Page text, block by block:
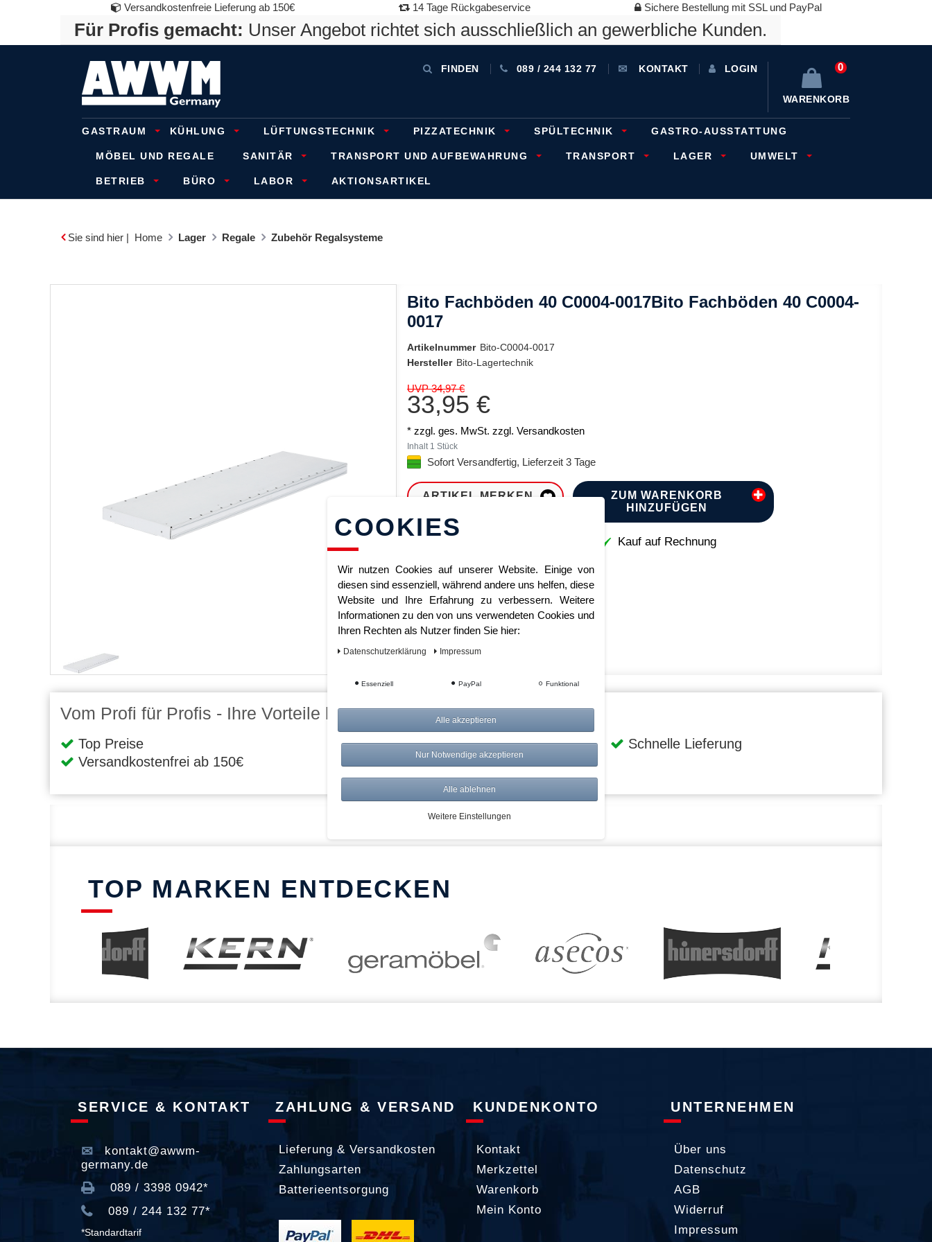
Versandkostenfreie Lieferung ab 150€ 14 Tage Rückgabeservice Sichere Bestellung mit SSL und PayPal
Für Profis gemacht: Unser Angebot richtet sich ausschließlich an gewerbliche Kunden.
FINDEN 089 / 244 132 77 KONTAKT LOGIN 0
WARENKORB
GASTRAUM KÜHLUNG LÜFTUNGSTECHNIK PIZZATECHNIK SPÜLTECHNIK GASTRO-AUSSTATTUNG
MÖBEL UND REGALE SANITÄR TRANSPORT UND AUFBEWAHRUNG TRANSPORT LAGER UMWELT
BETRIEB BÜRO LABOR AKTIONSARTIKEL
Sie sind hier | Home Lager Regale Zubehör Regalsysteme
Bito Fachböden 40 C0004-0017Bito Fachböden 40 C0004-
0017
Artikelnummer Bito-C0004-0017
Hersteller Bito-Lagertechnik
UVP 34,97 €
33,95 €
* zzgl. ges. MwSt. zzgl. Versandkosten
Inhalt 1 Stück
Sofort Versandfertig, Lieferzeit 3 Tage
ARTIKEL MERKEN
ZUM WARENKORB
HINZUFÜGEN
Kauf auf Rechnung
Vom Profi für Profis - Ihre Vorteile bei AWWM:
Top Preise
Versandkostenfrei ab 150€
Risikolos: 14 Tage Rückgabe
Über 20.000 Artikel
Schnelle Lieferung
TOP MARKEN ENTDECKEN
SERVICE & KONTAKT
kontakt@awwm-
germany.de
089 / 3398 0942*
089 / 244 132 77*
*Standardtarif
ZAHLUNG & VERSAND
Lieferung & Versandkosten
Zahlungsarten
Batterieentsorgung
KUNDENKONTO
Kontakt
Merkzettel
Warenkorb
Mein Konto
UNTERNEHMEN
Über uns
Datenschutz
AGB
Widerruf
Impressum
COOKIES
Wir nutzen Cookies auf unserer Website. Einige von
diesen sind essenziell, während andere uns helfen, diese
Website und Ihre Erfahrung zu verbessern. Weitere
Informationen zu den von uns verwendeten Cookies und
Ihren Rechten als Nutzer finden Sie hier:
Daten­schutz­erklärung Impressum
Essenziell PayPal Funktional
Alle akzeptieren
Nur Notwendige akzeptieren
Alle ablehnen
Weitere Einstellungen